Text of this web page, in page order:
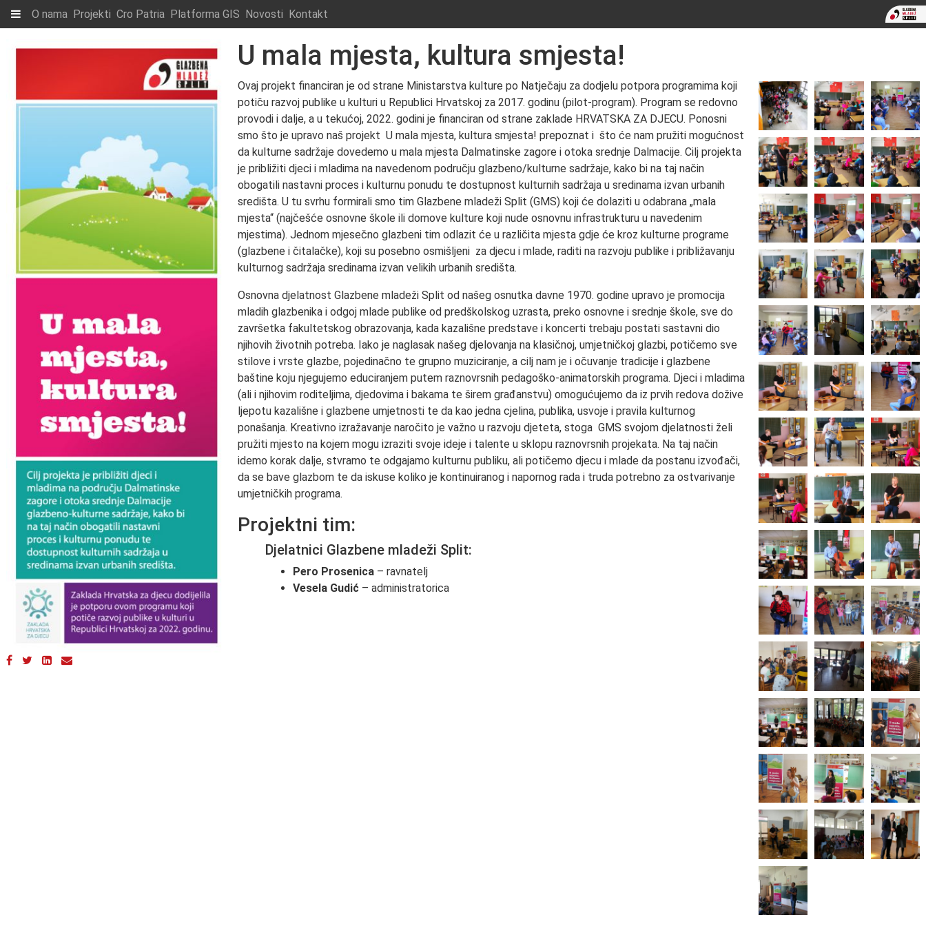
O nama Projekti Cro Patria Platforma GIS Novosti Kontakt
U mala mjesta, kultura smjesta!
Ovaj projekt financiran je od strane Ministarstva kulture po Natječaju za dodjelu potpora programima koji
potiču razvoj publike u kulturi u Republici Hrvatskoj za 2017. godinu (pilot-program). Program se redovno
provodi i dalje, a u tekućoj, 2022. godini je financiran od strane zaklade HRVATSKA ZA DJECU. Ponosni
smo što je upravo naš projekt U mala mjesta, kultura smjesta! prepoznat i što će nam pružiti mogućnost
da kulturne sadržaje dovedemo u mala mjesta Dalmatinske zagore i otoka srednje Dalmacije. Cilj projekta
je približiti djeci i mladima na navedenom području glazbeno/kulturne sadržaje, kako bi na taj način
obogatili nastavni proces i kulturnu ponudu te dostupnost kulturnih sadržaja u sredinama izvan urbanih
središta. U tu svrhu formirali smo tim Glazbene mladeži Split (GMS) koji će dolaziti u odabrana „mala
mjesta“ (najčešće osnovne škole ili domove kulture koji nude osnovnu infrastrukturu u navedenim
mjestima). Jednom mjesečno glazbeni tim odlazit će u različita mjesta gdje će kroz kulturne programe
(glazbene i čitalačke), koji su posebno osmišljeni za djecu i mlade, raditi na razvoju publike i približavanju
kulturnog sadržaja sredinama izvan velikih urbanih središta.
Osnovna djelatnost Glazbene mladeži Split od našeg osnutka davne 1970. godine upravo je promocija
mladih glazbenika i odgoj mlade publike od predškolskog uzrasta, preko osnovne i srednje škole, sve do
završetka fakultetskog obrazovanja, kada kazališne predstave i koncerti trebaju postati sastavni dio
njihovih životnih potreba. Iako je naglasak našeg djelovanja na klasičnoj, umjetničkoj glazbi, potičemo sve
stilove i vrste glazbe, pojedinačno te grupno muziciranje, a cilj nam je i očuvanje tradicije i glazbene
baštine koju njegujemo educiranjem putem raznovrsnih pedagoško-animatorskih programa. Djeci i mladima
(ali i njihovim roditeljima, djedovima i bakama te širem građanstvu) omogućujemo da iz prvih redova dožive
ljepotu kazališne i glazbene umjetnosti te da kao jedna cjelina, publika, usvoje i pravila kulturnog
ponašanja. Kreativno izražavanje naročito je važno u razvoju djeteta, stoga GMS svojom djelatnosti želi
pružiti mjesto na kojem mogu izraziti svoje ideje i talente u sklopu raznovrsnih projekata. Na taj način
idemo korak dalje, stvramo te odgajamo kulturnu publiku, ali potičemo djecu i mlade da postanu izvođači,
da se bave glazbom te da iskuse koliko je kontinuiranog i napornog rada i truda potrebno za ostvarivanje
umjetničkih programa.
Projektni tim:
Djelatnici Glazbene mladeži Split:
Pero Prosenica – ravnatelj
Vesela Gudić – administratorica